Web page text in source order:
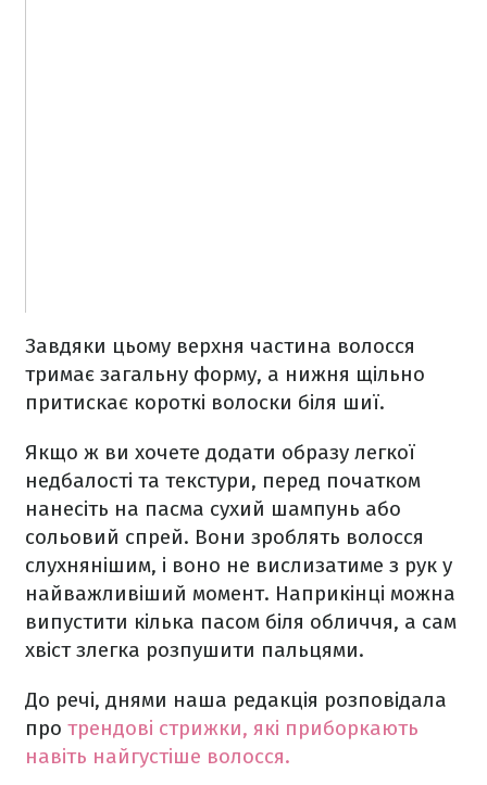
Завдяки цьому верхня частина волосся
тримає загальну форму, а нижня щільно
притискає короткі волоски біля шиї.
Якщо ж ви хочете додати образу легкої
недбалості та текстури, перед початком
нанесіть на пасма сухий шампунь або
сольовий спрей. Вони зроблять волосся
слухнянішим, і воно не вислизатиме з рук у
найважливіший момент. Наприкінці можна
випустити кілька пасом біля обличчя, а сам
хвіст злегка розпушити пальцями.
До речі, днями наша редакція розповідала
про трендові стрижки, які приборкають
навіть найгустіше волосся.